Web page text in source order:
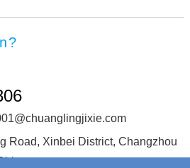
Road, Xinbei District, Changzhou